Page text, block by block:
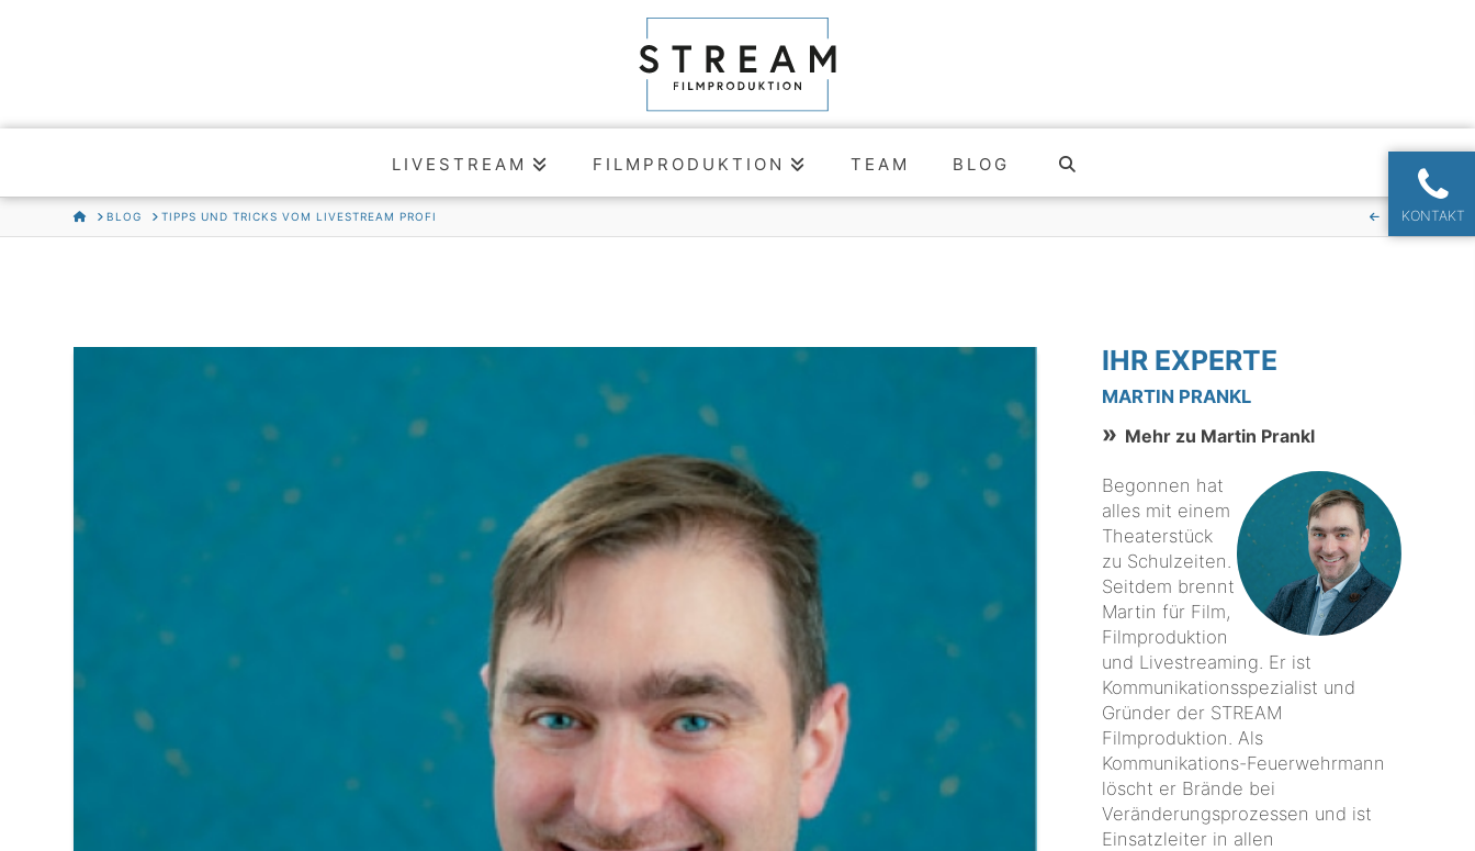
LIVESTREAM FILMPRODUKTION TEAM BLOG
HOMEBLOG TIPPS UND TRICKS VOM LIVESTREAM PROFI KONTAKT
IHR EXPERTE
MARTIN PRANKL
Mehr zu Martin Prankl
Begonnen hat
alles mit einem
Theaterstück
zu Schulzeiten.
Seitdem brennt
Martin für Film,
Filmproduktion
und Livestreaming. Er ist
Kommunikationsspezialist und
Gründer der STREAM
Filmproduktion. Als
Kommunikations-Feuerwehrmann
löscht er Brände bei
Veränderungsprozessen und ist
Einsatzleiter in allen